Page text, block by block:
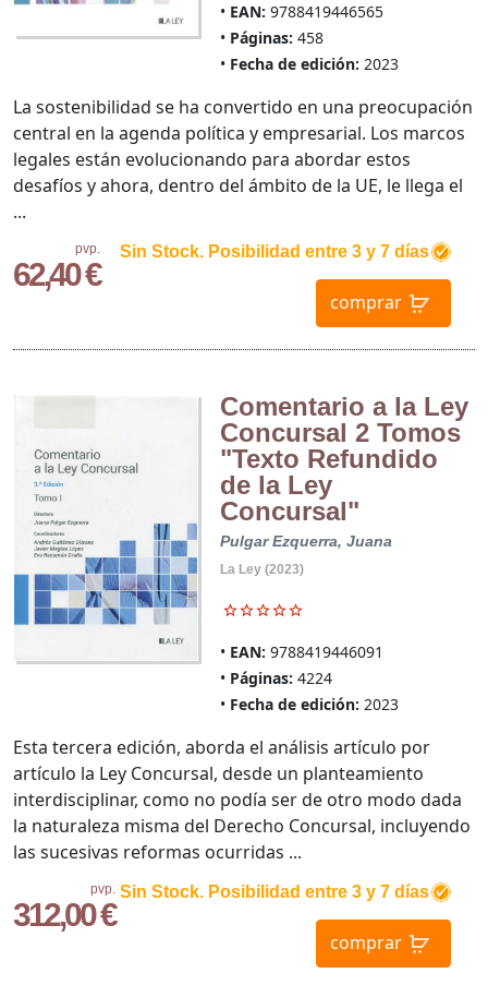
EAN: 9788419446565
Páginas: 458
Fecha de edición: 2023
pvp.
62,40 €
Sin Stock. Posibilidad entre 3 y 7 días
comprar
La sostenibilidad se ha convertido en una preocupación
central en la agenda política y empresarial. Los marcos
legales están evolucionando para abordar estos
desafíos y ahora, dentro del ámbito de la UE, le llega el
...
Comentario a la Ley
Concursal 2 Tomos
"Texto Refundido
de la Ley
Concursal"
Pulgar Ezquerra, Juana
La Ley (2023)
EAN: 9788419446091
Páginas: 4224
Fecha de edición: 2023
pvp.
312,00 €
Sin Stock. Posibilidad entre 3 y 7 días
comprar
Esta tercera edición, aborda el análisis artículo por
artículo la Ley Concursal, desde un planteamiento
interdisciplinar, como no podía ser de otro modo dada
la naturaleza misma del Derecho Concursal, incluyendo
las sucesivas reformas ocurridas ...